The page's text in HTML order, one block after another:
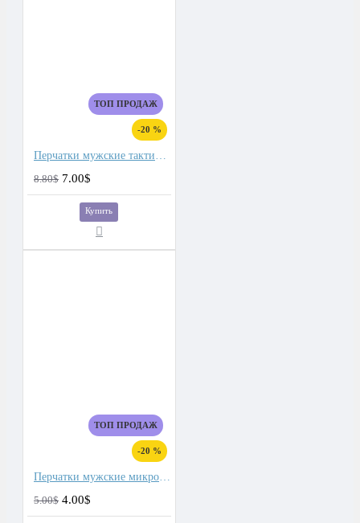
ТОП ПРОДАЖ
-20 %
Перчатки мужские тактические для сенсорных экранов, подкладка плюш
8.80$ 7.00$
Купить
ТОП ПРОДАЖ
-20 %
Перчатки мужские микроволокно со спандекс вставками
5.00$ 4.00$